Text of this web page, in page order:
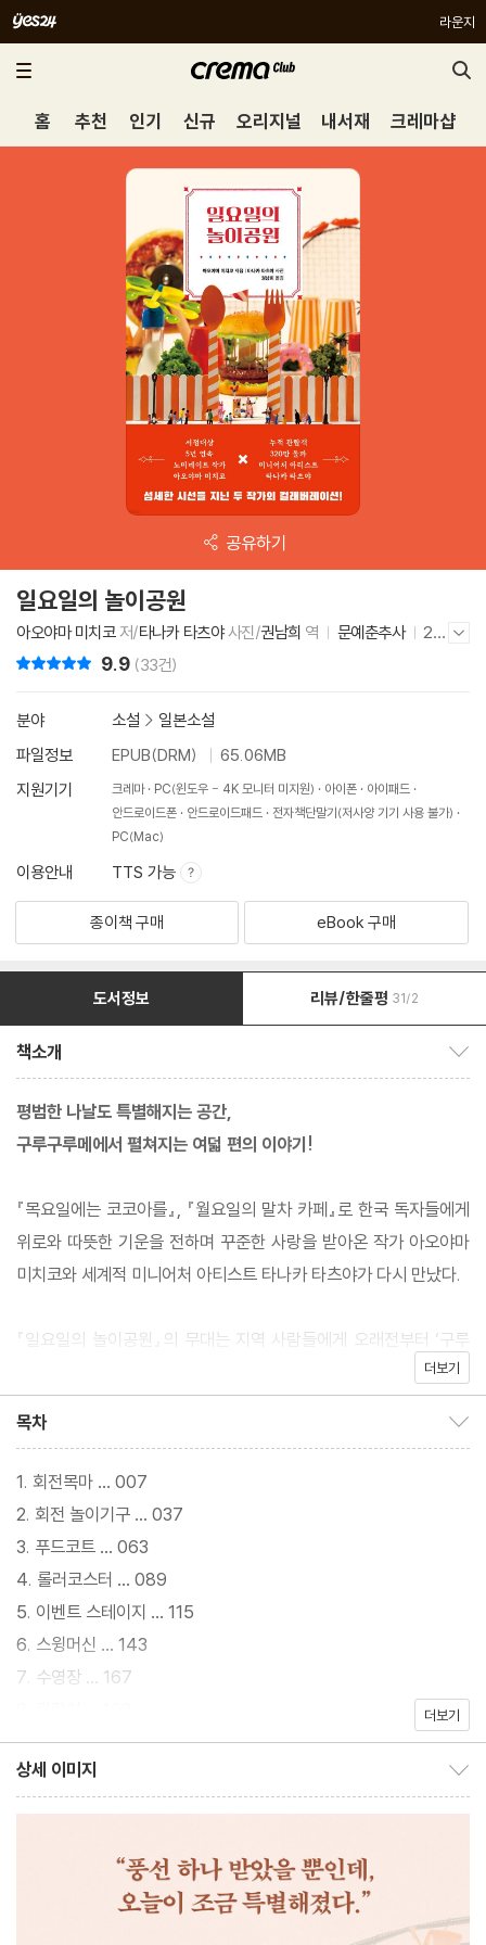
라운지
홈 추천 인기 신규 오리지널 내서재 크레마샵
공유하기
일요일의 놀이공원
아오야마 미치코저/타나카 타츠야사진/권남희 역 문예춘추사
20
26년 6월 15일9.9 (33건)
분야 소설 > 일본소설
파일정보
EPUB(DRM)
65.06MB
지원기기
크레마 PC(윈도우 - 4K 모니터 미지원) 아이폰
아이패드
안드로이드폰
안드로이드패드
전자책단말기(저사양 기기 사용 불가)
PC(Mac)
이용안내 TTS 가능
종이책 구매 eBook 구매
도서정보 리뷰/한줄평 31/2
책소개
평범한 나날도 특별해지는 공간,
구루구루메에서 펼쳐지는 여덟 편의 이야기!
『목요일에는 코코아를』, 『월요일의 말차 카페』로 한국 독자들에게
위로와 따뜻한 기운을 전하며 꾸준한 사랑을 받아온 작가 아오야마
미치코와 세계적 미니어처 아티스트 타나카 타츠야가 다시 만났다.
『일요일의 놀이공원』의 무대는 지역 사람들에게 오래전부터 ‘구루
구루메’라 불려온 작고 오래된 놀이공원이다. 어딘가 낯설지만 동시
스테이지, 관람차가 오늘도 변함없이 자리를 지키고 있다. 화려하지
않아도 늘 그 자리에 있는 이 공간은, 저마다의 고민과 사연을 안고
찾아온 이들의 하루를 조금 다르게 만든다.
사랑을 망설이는 사람, 용기를 잃은 사람, 오래된 상처를 안고 살아
가는 사람까지. 놀이공원의 다양한 장소를 배경으로 펼쳐지는 여덟
편의 이야기 속에서 인물들은 뜻밖의 순간 다시 사랑하고, 다시 용기
를 얻고, 다시 앞으로 나아갈 힘을 발견한다. 각 에피소드의 인물들
은 서로의 이야기 속을 스쳐 지나가듯 연결되며, 구루구루메는 살아
숨 쉬는 하나의 세계로 완성된다. 그 사이를 빨간색과 흰색 줄무늬
앞치마를 입은 커다란 피에로가 느릿느릿 돌아다닌다. 시계 모양의
북을 두드려 시간을 알리고, 오렌지색 풍선을 말없이 건네며, 즉석에
구루메의 수호자이자 마스코트다.
아오야마 미치코 특유의 다정하고 섬세한 시선은 평범한 하루 속 작
더보기
목차
1. 회전목마 … 007
2. 회전 놀이기구 … 037
3. 푸드코트 … 063
4. 롤러코스터 … 089
5. 이벤트 스테이지 … 115
6. 스윙머신 … 143
7. 수영장 … 167
더보기
상세 이미지